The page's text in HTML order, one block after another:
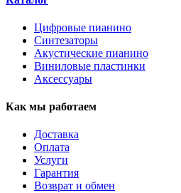
Цифровые пианино
Синтезаторы
Акустические пианино
Виниловые пластинки
Аксессуары
Как мы работаем
Доставка
Оплата
Услуги
Гарантия
Возврат и обмен